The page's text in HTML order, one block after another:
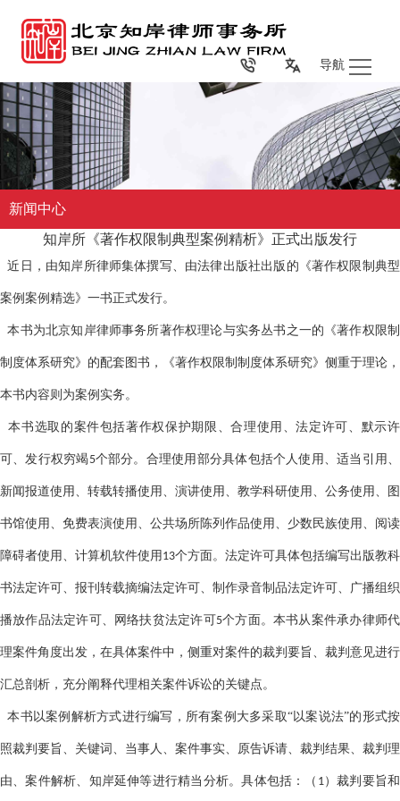
导航
新闻中心
知岸所《著作权限制典型案例精析》正式出版发行
近日，由知岸所律师集体撰写、由法律出版社出版的《著作权限制典型
案例 案例精选》一书正式发行。
本书为北京知岸律师事务所著作权理论与实务丛书之一的 《著作权限制
制度体系研究》 的配套图书， 《著作权限制制度体系研究》 侧重于理论，
本书内容则为案例实务。
本书选取的案件包括著作权保护期限、合理使用、法定许可、默示许
可、发行权穷竭5个部分。合理使用部分具体包括个人使用、适当引用、
新闻报道使用、转载转播使用、演讲使用、教学科研使用、公务使用、图
书馆使用、免费表演使用、公共场所陈列作品使用、少数民族使用、阅读
障碍者使用、计算机软件使用 13个方面。法定许可具体包括编写出版教科
书法定许可、报刊转载摘编法定许可、制作录音制品法定许可、广播组织
播放作品法定许可、网络扶贫法定许可5个方面。本书从案件承办律师代
理案件角度出发，在具体案件中，侧重对案件的裁判要旨、裁判意见进行
汇总剖析，充分阐释代理相关案件诉讼的关键点。
本书以案例解析方式进行编写，所有案例大多采取“以案说法”的形式按
照裁判要旨、关键词、当事人、案件事实、原告诉请、裁判结果、裁判理
由、案件解析、知岸延伸等进行精当分析。具体包括：（ 1）裁判要旨和